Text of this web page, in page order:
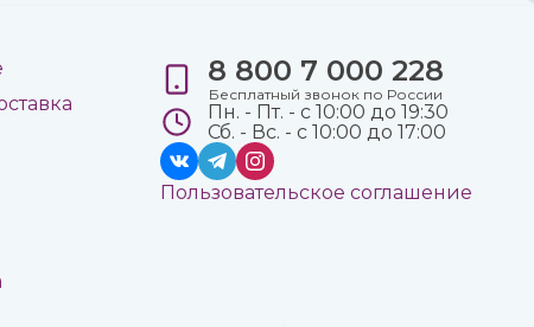
8 800 7 000 228
Бесплатный звонок по России
Пн. - Пт. - с 10:00 до 19:30
Сб. - Вс. - с 10:00 до 17:00
Пользовательское соглашение